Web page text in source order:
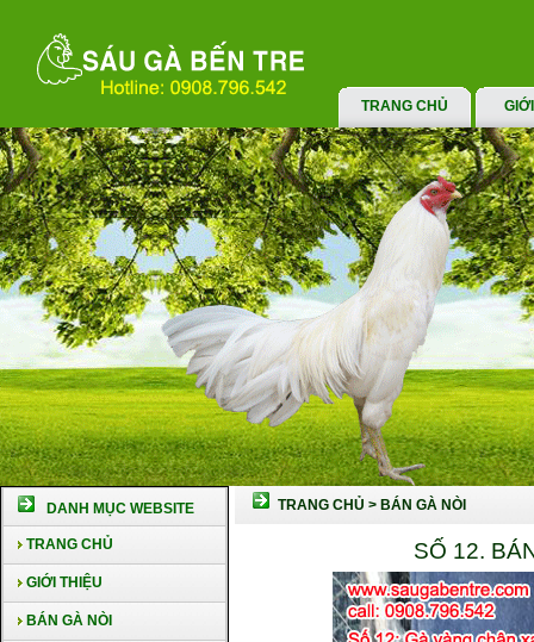
TRANG CHỦ
DANH MỤC WEBSITE
TRANG CHỦ
GIỚI THIỆU
BÁN GÀ NÒI
TRANG CHỦ > BÁN GÀ NÒI
SỐ 12.